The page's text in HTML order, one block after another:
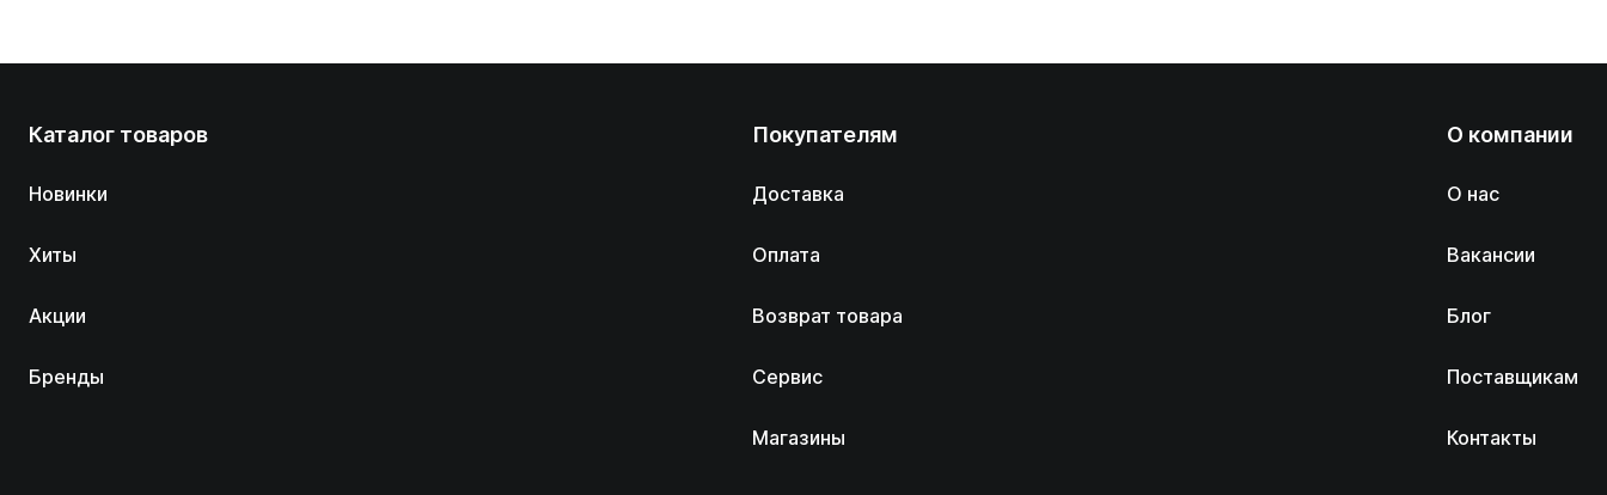
Каталог товаров
Новинки
Хиты
Акции
Бренды
Покупателям
Доставка
Оплата
Возврат товара
Сервис
Магазины
О компании
О нас
Вакансии
Блог
Поставщикам
Контакты